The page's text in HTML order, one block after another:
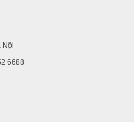
Nội
6688